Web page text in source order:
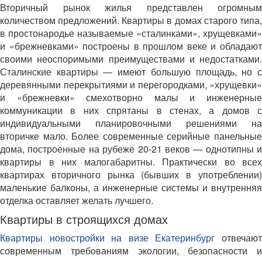
Вторичный рынок жилья представлен огромным
количеством предложений. Квартиры в домах старого типа,
в простонародье называемые «сталинками», хрущевками»
и «брежневками» построены в прошлом веке и обладают
своими неоспоримыми преимуществами и недостатками.
Сталинские квартиры — имеют большую площадь, но с
деревянными перекрытиями и перегородками, «хрущевки»
и «брежневки» смехотворно малы и инженерные
коммуникации в них спрятаны в стенах, а домов с
индивидуальными планировочными решениями на
вторичке мало. Более современные серийные панельные
дома, построенные на рубеже 20-21 веков — однотипны и
квартиры в них малогабаритны. Практически во всех
квартирах вторичного рынка (бывших в употреблении)
маленькие балконы, а инженерные системы и внутренняя
отделка оставляет желать лучшего.
Квартиры в строящихся домах
Квартиры новостройки на визе Екатеринбург отвечают
современным требованиям экологии, безопасности и